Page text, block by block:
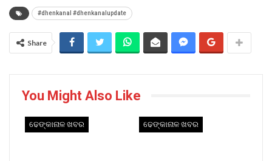
#dhenkanal #dhenkanalupdate
Share
You Might Also Like
ଢେଙ୍କାନାଳ ଖବର ଢେଙ୍କାନାଳ ଖବର